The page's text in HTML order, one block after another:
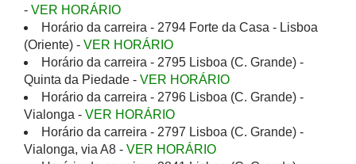
- VER HORÁRIO
Horário da carreira - 2794 Forte da Casa - Lisboa
(Oriente) - VER HORÁRIO
Horário da carreira - 2795 Lisboa (C. Grande) -
Quinta da Piedade - VER HORÁRIO
Horário da carreira - 2796 Lisboa (C. Grande) -
Vialonga - VER HORÁRIO
Horário da carreira - 2797 Lisboa (C. Grande) -
Vialonga, via A8 - VER HORÁRIO